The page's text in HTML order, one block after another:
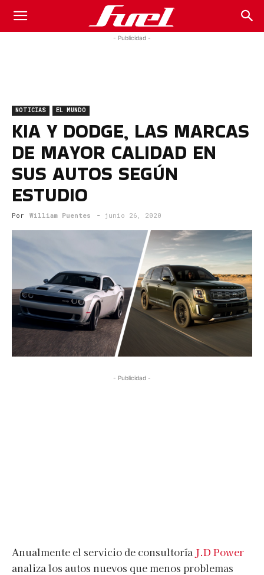
Fuel
Magazine
- Publicidad -
NOTICIAS EL MUNDO
KIA Y DODGE, LAS MARCAS
DE MAYOR CALIDAD EN
SUS AUTOS SEGÚN
ESTUDIO
Por William Puentes - junio 26, 2020
- Publicidad -
Anualmente el servicio de consultoría J.D Power
analiza los autos nuevos que menos problemas